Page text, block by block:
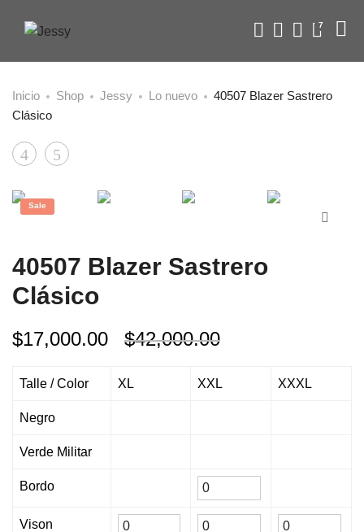
7
Inicio Shop Jessy Lo nuevo
40507 Blazer Sastrero
Clásico
Product
navigation
3848
Corto
40505
Sastrero
Sale
40507 Blazer Sastrero
Clásico
$42,000.00
$17,000.00
Talle / Color XL XXL XXXL
Negro
Verde Militar
Bordo
Vison